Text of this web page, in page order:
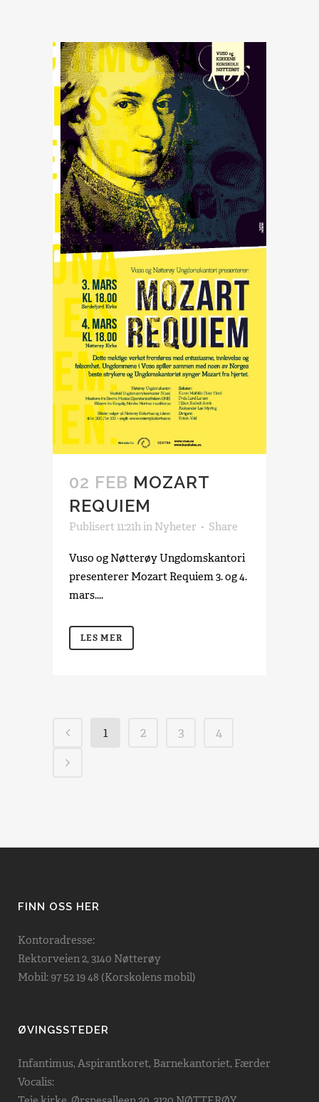
02 FEB MOZART
REQUIEM
Publisert 11:21hin Nyheter Share
Vuso og Nøtterøy Ungdomskantori
presenterer Mozart Requiem 3. og 4.
mars....
LES MER
1 2 3 4
FINN OSS HER
Kontoradresse:
Rektorveien 2, 3140 Nøtterøy
Mobil: 97 52 19 48 (Korskolens mobil)
ØVINGSSTEDER
Infantimus, Aspirantkoret, Barnekantoriet, Færder
Vocalis: